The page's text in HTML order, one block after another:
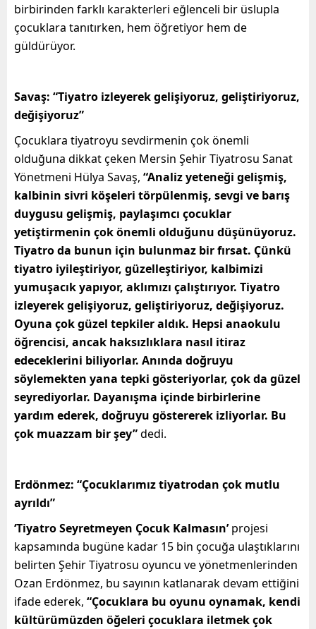
birbirinden farklı karakterleri eğlenceli bir üslupla
çocuklara tanıtırken, hem öğretiyor hem de
güldürüyor.
Savaş: “Tiyatro izleyerek gelişiyoruz, geliştiriyoruz,
değişiyoruz”
Çocuklara tiyatroyu sevdirmenin çok önemli
olduğuna dikkat çeken Mersin Şehir Tiyatrosu Sanat
Yönetmeni Hülya Savaş, “Analiz yeteneği gelişmiş,
kalbinin sivri köşeleri törpülenmiş, sevgi ve barış
duygusu gelişmiş, paylaşımcı çocuklar
yetiştirmenin çok önemli olduğunu düşünüyoruz.
Tiyatro da bunun için bulunmaz bir fırsat. Çünkü
tiyatro iyileştiriyor, güzelleştiriyor, kalbimizi
yumuşacık yapıyor, aklımızı çalıştırıyor. Tiyatro
izleyerek gelişiyoruz, geliştiriyoruz, değişiyoruz.
Oyuna çok güzel tepkiler aldık. Hepsi anaokulu
öğrencisi, ancak haksızlıklara nasıl itiraz
edeceklerini biliyorlar. Anında doğruyu
söylemekten yana tepki gösteriyorlar, çok da güzel
seyrediyorlar. Dayanışma içinde birbirlerine
yardım ederek, doğruyu göstererek izliyorlar. Bu
çok muazzam bir şey”dedi.
Erdönmez: “Çocuklarımız tiyatrodan çok mutlu
ayrıldı”
‘Tiyatro Seyretmeyen Çocuk Kalmasın’projesi
kapsamında bugüne kadar 15 bin çocuğa ulaştıklarını
belirten Şehir Tiyatrosu oyuncu ve yönetmenlerinden
Ozan Erdönmez, bu sayının katlanarak devam ettiğini
ifade ederek, “Çocuklara bu oyunu oynamak, kendi
kültürümüzden öğeleri çocuklara iletmek çok